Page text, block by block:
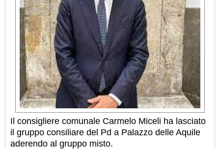
Il consigliere comunale Carmelo Miceli ha lasciato
il gruppo consiliare del Pd a Palazzo delle Aquile
aderendo al gruppo misto.